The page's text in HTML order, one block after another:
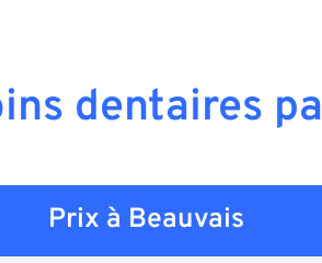
dentaires
Prix à Beauvais